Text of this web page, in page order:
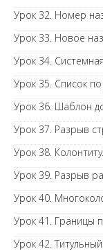
Урок 32. Номер
Урок 33. Новое
Урок 34.
Урок 35. Список
Урок 36. Шаблон
Урок 37. Разрыв
Урок 38.
Урок 39. Разрыв
Урок 40.
Урок 41. Границы
Урок 42.